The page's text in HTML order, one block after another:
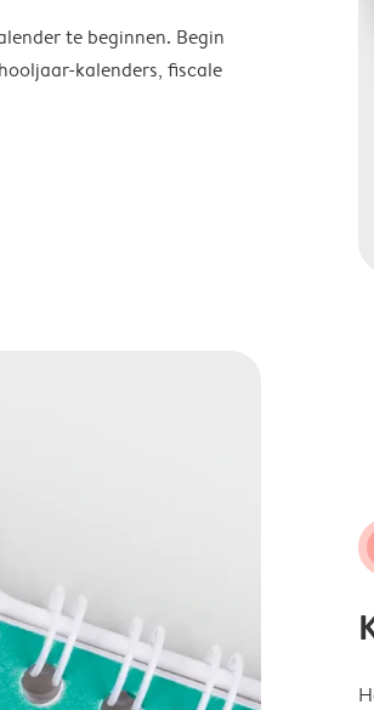
te beginnen. Begin
kalenders, fiscale